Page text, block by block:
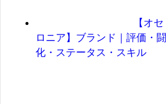
【オセ
ロニア】ブランド｜評価・闘
化・ステータス・スキル